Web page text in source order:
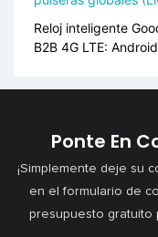
Reloj inteligente
B2B 4G LTE:
Ponte En
¡Simplemente deje su
en el formulario de
presupuesto gratuito